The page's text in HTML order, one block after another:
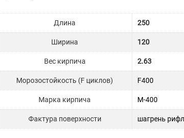
Длина 250
Ширина 120
Вес кирпича 2.63
Морозостойкость (F циклов) F400
Марка кирпича М-400
Фактура поверхности шагрень